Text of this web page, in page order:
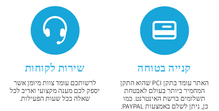
קנייה בטוחה
האתר עומד בתקן PCI שהוא התקן
המחמיר ביותר בעולם לאבטחת
תשלומים ברשת האינטרנט. כמו
כן, ניתן לשלם באמצעות PAYPAL.
שירות לקוחות
לרשותכם עומד צוות מיומן אשר
יספק לכם מענה מקצועי ואדיב לכל
שאלה בכל שעות הפעילות.